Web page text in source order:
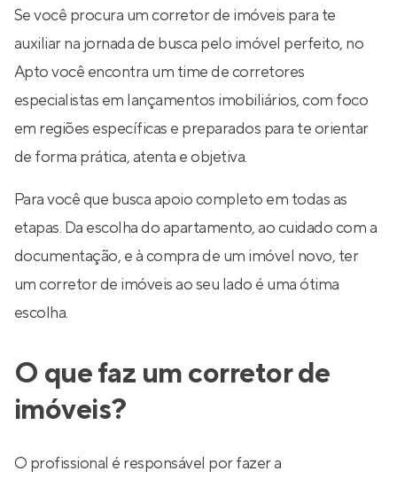
Se você procura um corretor de imóveis para te
auxiliar na jornada de busca pelo imóvel perfeito, no
Apto você encontra um time de corretores
especialistas em lançamentos imobiliários, com foco
em regiões específicas e preparados para te orientar
de forma prática, atenta e objetiva.
Para você que busca apoio completo em todas as
etapas. Da escolha do apartamento, ao cuidado com a
documentação, e à compra de um imóvel novo, ter
um corretor de imóveis ao seu lado é uma ótima
escolha.
O que faz um corretor de
imóveis?
O profissional é responsável por fazer a